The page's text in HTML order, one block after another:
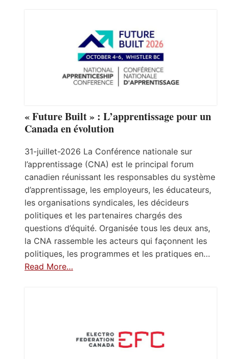
« Future Built » : L’apprentissage pour un
Canada en évolution
31-juillet-2026 La Conférence nationale sur
l’apprentissage (CNA) est le principal forum
canadien réunissant les responsables du système
d’apprentissage, les employeurs, les éducateurs,
les organisations syndicales, les décideurs
politiques et les partenaires chargés des
questions d’équité. Organisée tous les deux ans,
la CNA rassemble les acteurs qui façonnent les
politiques, les programmes et les pratiques en…
Read More…